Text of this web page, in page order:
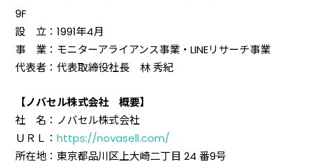
9F
設 立：1991年4月
事 業：モニターアライアンス事業・LINEリサーチ事業
代表者：代表取締役社長 林 秀紀
【ノバセル株式会社 概要】
社 名：ノバセル株式会社
ＵＲＬ：https://novasell.com/
所在地：東京都品川区上大崎二丁目 24 番9号